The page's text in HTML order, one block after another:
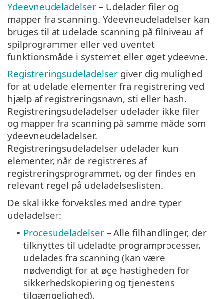
Ydeevneudeladelser – Udelader filer og
mapper fra scanning. Ydeevneudeladelser kan
bruges til at udelade scanning på filniveau af
spilprogrammer eller ved uventet
funktionsmåde i systemet eller øget ydeevne.
Registreringsudeladelser giver dig mulighed
for at udelade elementer fra registrering ved
hjælp af registreringsnavn, sti eller hash.
Registreringsudeladelser udelader ikke filer
og mapper fra scanning på samme måde som
ydeevneudeladelser.
Registreringsudeladelser udelader kun
elementer, når de registreres af
registreringsprogrammet, og der findes en
relevant regel på udeladelseslisten.
De skal ikke forveksles med andre typer
udeladelser:
• Procesudeladelser – Alle filhandlinger, der
tilknyttes til udeladte programprocesser,
udelades fra scanning (kan være
nødvendigt for at øge hastigheden for
sikkerhedskopiering og tjenestens
tilgængelighed).